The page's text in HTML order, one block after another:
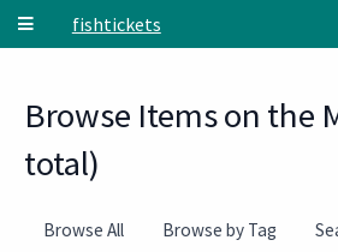
Skip to main content
fishtickets
Browse Items on the
total)
Browse All Browse by Tag